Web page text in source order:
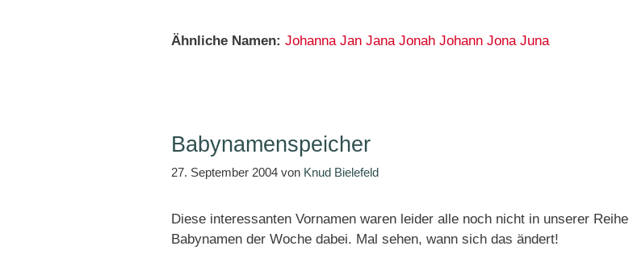
Ähnliche Namen: Johanna Jan Jana Jonah Johann Jona Juna
Babynamenspeicher
27. September 2004 von Knud Bielefeld
Diese interessanten Vornamen waren leider alle noch nicht in unserer Reihe
Babynamen der Woche dabei. Mal sehen, wann sich das ändert!